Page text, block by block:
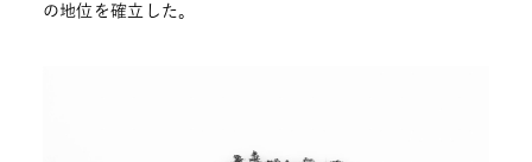
の地位を確立した。